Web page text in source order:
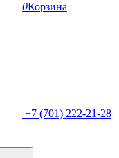
0Корзина
+7 (701) 222-21-28